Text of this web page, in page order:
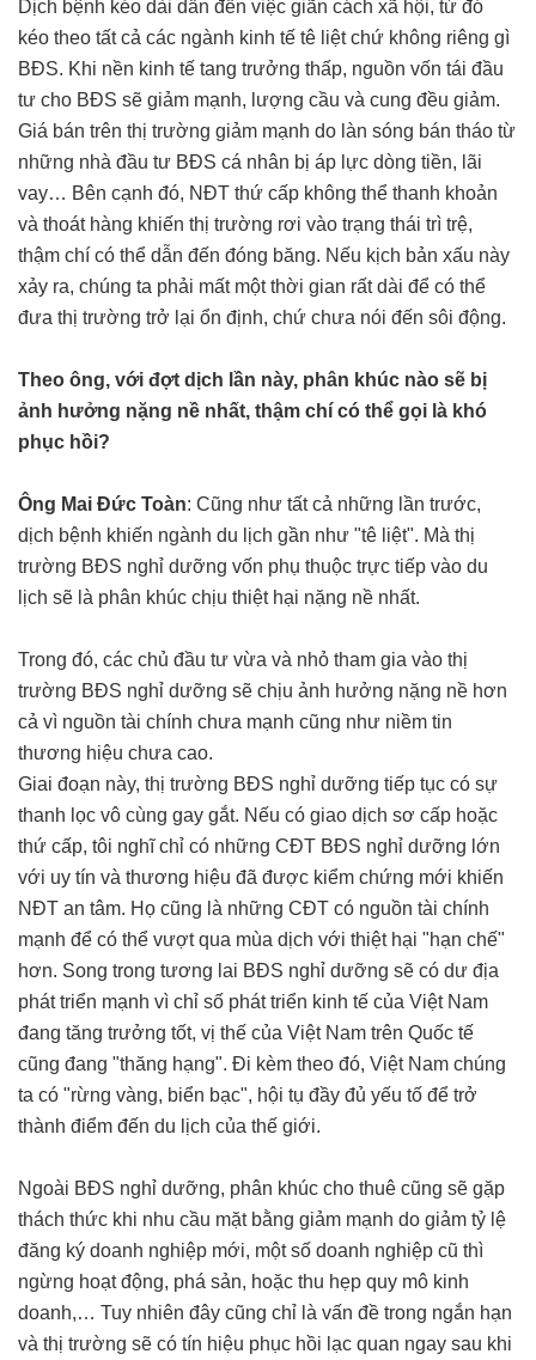
Dịch bệnh kéo dài dẫn đến việc giãn cách xã hội, từ đó
kéo theo tất cả các ngành kinh tế tê liệt chứ không riêng gì
BĐS. Khi nền kinh tế tang trưởng thấp, nguồn vốn tái đầu
tư cho BĐS sẽ giảm mạnh, lượng cầu và cung đều giảm.
Giá bán trên thị trường giảm mạnh do làn sóng bán tháo từ
những nhà đầu tư BĐS cá nhân bị áp lực dòng tiền, lãi
vay… Bên cạnh đó, NĐT thứ cấp không thể thanh khoản
và thoát hàng khiến thị trường rơi vào trạng thái trì trệ,
thậm chí có thể dẫn đến đóng băng. Nếu kịch bản xấu này
xảy ra, chúng ta phải mất một thời gian rất dài để có thể
đưa thị trường trở lại ổn định, chứ chưa nói đến sôi động.
Theo ông, với đợt dịch lần này, phân khúc nào sẽ bị
ảnh hưởng nặng nề nhất, thậm chí có thể gọi là khó
phục hồi?
Ông Mai Đức Toàn: Cũng như tất cả những lần trước,
dịch bệnh khiến ngành du lịch gần như "tê liệt". Mà thị
trường BĐS nghỉ dưỡng vốn phụ thuộc trực tiếp vào du
lịch sẽ là phân khúc chịu thiệt hại nặng nề nhất.
Trong đó, các chủ đầu tư vừa và nhỏ tham gia vào thị
trường BĐS nghỉ dưỡng sẽ chịu ảnh hưởng nặng nề hơn
cả vì nguồn tài chính chưa mạnh cũng như niềm tin
thương hiệu chưa cao.
Giai đoạn này, thị trường BĐS nghỉ dưỡng tiếp tục có sự
thanh lọc vô cùng gay gắt. Nếu có giao dịch sơ cấp hoặc
thứ cấp, tôi nghĩ chỉ có những CĐT BĐS nghỉ dưỡng lớn
với uy tín và thương hiệu đã được kiểm chứng mới khiến
NĐT an tâm. Họ cũng là những CĐT có nguồn tài chính
mạnh để có thể vượt qua mùa dịch với thiệt hại "hạn chế"
hơn. Song trong tương lai BĐS nghỉ dưỡng sẽ có dư địa
phát triển mạnh vì chỉ số phát triển kinh tế của Việt Nam
đang tăng trưởng tốt, vị thế của Việt Nam trên Quốc tế
cũng đang "thăng hạng". Đi kèm theo đó, Việt Nam chúng
ta có "rừng vàng, biển bạc", hội tụ đầy đủ yếu tố để trở
thành điểm đến du lịch của thế giới.
Ngoài BĐS nghỉ dưỡng, phân khúc cho thuê cũng sẽ gặp
thách thức khi nhu cầu mặt bằng giảm mạnh do giảm tỷ lệ
đăng ký doanh nghiệp mới, một số doanh nghiệp cũ thì
ngừng hoạt động, phá sản, hoặc thu hẹp quy mô kinh
doanh,… Tuy nhiên đây cũng chỉ là vấn đề trong ngắn hạn
và thị trường sẽ có tín hiệu phục hồi lạc quan ngay sau khi